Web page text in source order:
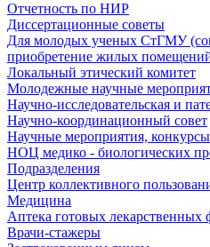
Отчетность по НИР
Диссертационные советы
Для молодых ученых СтГМУ
приобретение жилых
Локальный этический комитет
Молодежные научные
Научно-исследовательская и
Научно-координационный совет
Научные мероприятия,
НОЦ медико - биологических
Подразделения
Центр коллективного
Медицина
Аптека готовых лекарственных
Врачи-стажеры